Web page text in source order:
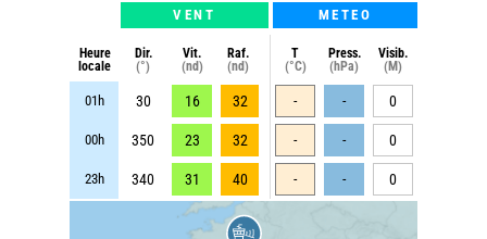
VENT METEO
Heure
locale
Dir.
(°)
Vit.
(nd)
Raf.
(nd)
T
(°C)
Press.
(hPa)
Visib.
(M)
01h 30 16 32 - - 0
00h 350 23 32 - - 0
23h 340 31 40 - - 0